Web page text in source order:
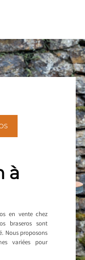
à
en vente chez
braseros sont
Nous proposons
variées pour